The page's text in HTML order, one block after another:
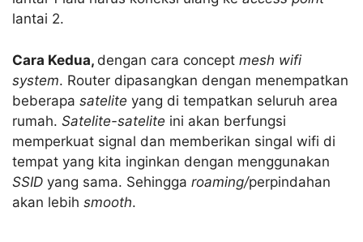
lantai 2.
Cara Kedua, dengan cara concept mesh wifi
system. Router dipasangkan dengan menempatkan
beberapa satelite yang di tempatkan seluruh area
rumah. Satelite-satelite ini akan berfungsi
memperkuat signal dan memberikan singal wifi di
tempat yang kita inginkan dengan menggunakan
SSID yang sama. Sehingga roaming/perpindahan
akan lebih smooth.